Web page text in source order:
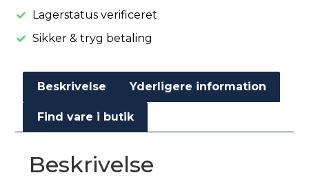
Lagerstatus verificeret
Sikker & tryg betaling
Beskrivelse Yderligere information
Find vare i butik
Beskrivelse